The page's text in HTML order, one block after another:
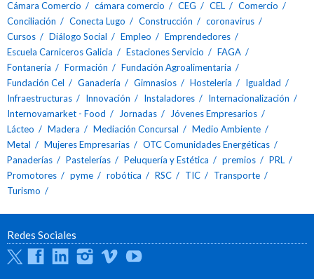
Cámara Comercio
cámara comercio CEG CEL
Comercio
Conciliación
Conecta Lugo Construcción
coronavirus
Cursos
Diálogo Social Empleo
Emprendedores
Escuela Carniceros Galicia
Estaciones Servicio
FAGA
Fontanería
Formación
Fundación Agroalimentaria
Fundación Cel
Ganadería Gimnasios Hostelería
Igualdad
Infraestructuras
Innovación Instaladores
Internacionalización
Internovamarket - Food
Jornadas
Jóvenes Empresarios
Lácteo
Madera Mediación Concursal
Medio Ambiente
Metal
Mujeres Empresarias
OTC Comunidades Energéticas
Panaderías
Pastelerías Peluquería y Estética premios
PRL
Promotores
pyme robótica RSC TIC
Transporte
Turismo
Redes Sociales
TwitterFacebookLinkedinInstagram
Vimeo